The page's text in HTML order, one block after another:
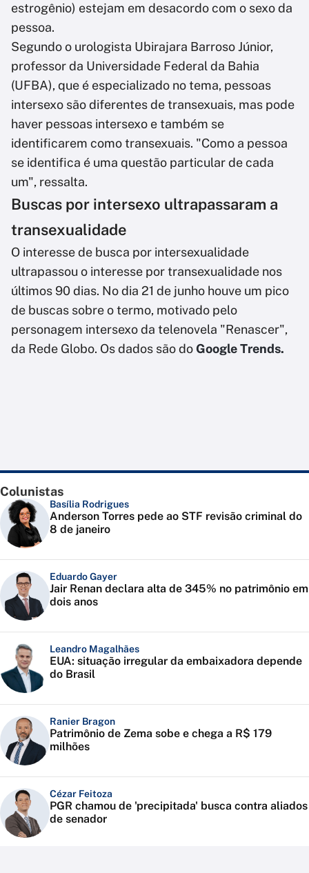
estrogênio) estejam em desacordo com o sexo da
pessoa.
Segundo o urologista Ubirajara Barroso Júnior,
professor da Universidade Federal da Bahia
(UFBA), que é especializado no tema, pessoas
intersexo são diferentes de transexuais, mas pode
haver pessoas intersexo e também se
identificarem como transexuais. "Como a pessoa
se identifica é uma questão particular de cada
um", ressalta.
Buscas por intersexo ultrapassaram a
transexualidade
O interesse de busca por intersexualidade
ultrapassou o interesse por transexualidade nos
últimos 90 dias. No dia 21 de junho houve um pico
de buscas sobre o termo, motivado pelo
personagem intersexo da telenovela "Renascer",
da Rede Globo. Os dados são doGoogle Trends.
Colunistas
Basília Rodrigues
Anderson Torres pede ao STF revisão criminal do
8 de janeiro
Eduardo Gayer
Jair Renan declara alta de 345% no patrimônio em
dois anos
Leandro Magalhães
EUA: situação irregular da embaixadora depende
do Brasil
Ranier Bragon
Patrimônio de Zema sobe e chega a R$ 179
milhões
Cézar Feitoza
PGR chamou de 'precipitada' busca contra aliados
de senador